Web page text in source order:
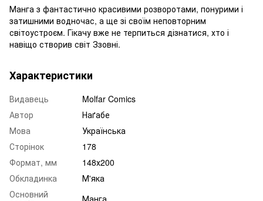
Манга з фантастично красивими розворотами, понурими і
затишними водночас, а ще зі своїм неповторним
світоустроєм. Гікачу вже не терпиться дізнатися, хто і
навіщо створив світ Ззовні.
Характеристики
Видавець
Molfar Comics
Автор
Наґабе
Мова
Українська
Сторінок
178
Формат, мм
148х200
Обкладинка
М'яка
Основний